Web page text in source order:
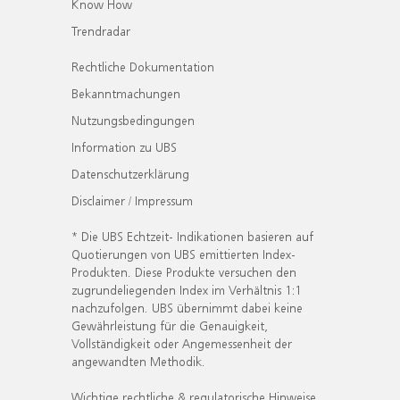
Know How
Trendradar
Rechtliche Dokumentation
Bekanntmachungen
Nutzungsbedingungen
Information zu UBS
Datenschutzerklärung
Disclaimer / Impressum
* Die UBS Echtzeit- Indikationen basieren auf
Quotierungen von UBS emittierten Index-
Produkten. Diese Produkte versuchen den
zugrundeliegenden Index im Verhältnis 1:1
nachzufolgen. UBS übernimmt dabei keine
Gewährleistung für die Genauigkeit,
Vollständigkeit oder Angemessenheit der
angewandten Methodik.